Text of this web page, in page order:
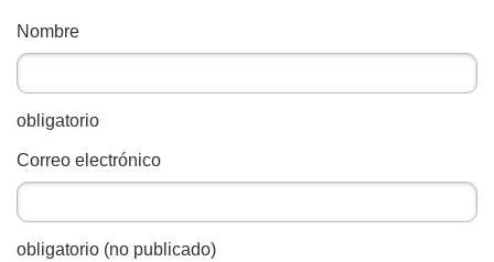
Nombre
obligatorio
Correo electrónico
obligatorio (no publicado)